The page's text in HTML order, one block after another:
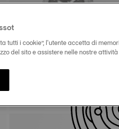
tutti i cookie”, l'utente accetta di
del sito e assistere nelle nostre